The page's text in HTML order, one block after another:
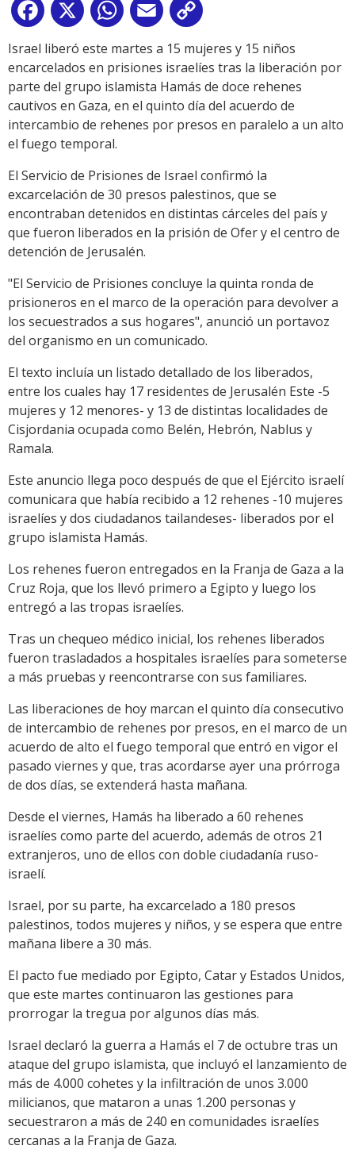
Facebook
X WhatsApp
Email
Link
Israel liberó este martes a 15 mujeres y 15 niños
encarcelados en prisiones israelíes tras la liberación por
parte del grupo islamista Hamás de doce rehenes
cautivos en Gaza, en el quinto día del acuerdo de
intercambio de rehenes por presos en paralelo a un alto
el fuego temporal.
El Servicio de Prisiones de Israel confirmó la
excarcelación de 30 presos palestinos, que se
encontraban detenidos en distintas cárceles del país y
que fueron liberados en la prisión de Ofer y el centro de
detención de Jerusalén.
"El Servicio de Prisiones concluye la quinta ronda de
prisioneros en el marco de la operación para devolver a
los secuestrados a sus hogares", anunció un portavoz
del organismo en un comunicado.
El texto incluía un listado detallado de los liberados,
entre los cuales hay 17 residentes de Jerusalén Este -5
mujeres y 12 menores- y 13 de distintas localidades de
Cisjordania ocupada como Belén, Hebrón, Nablus y
Ramala.
Este anuncio llega poco después de que el Ejército israelí
comunicara que había recibido a 12 rehenes -10 mujeres
israelíes y dos ciudadanos tailandeses- liberados por el
grupo islamista Hamás.
Los rehenes fueron entregados en la Franja de Gaza a la
Cruz Roja, que los llevó primero a Egipto y luego los
entregó a las tropas israelíes.
Tras un chequeo médico inicial, los rehenes liberados
fueron trasladados a hospitales israelíes para someterse
a más pruebas y reencontrarse con sus familiares.
Las liberaciones de hoy marcan el quinto día consecutivo
de intercambio de rehenes por presos, en el marco de un
acuerdo de alto el fuego temporal que entró en vigor el
pasado viernes y que, tras acordarse ayer una prórroga
de dos días, se extenderá hasta mañana.
Desde el viernes, Hamás ha liberado a 60 rehenes
israelíes como parte del acuerdo, además de otros 21
extranjeros, uno de ellos con doble ciudadanía ruso-
israelí.
Israel, por su parte, ha excarcelado a 180 presos
palestinos, todos mujeres y niños, y se espera que entre
mañana libere a 30 más.
El pacto fue mediado por Egipto, Catar y Estados Unidos,
que este martes continuaron las gestiones para
prorrogar la tregua por algunos días más.
Israel declaró la guerra a Hamás el 7 de octubre tras un
ataque del grupo islamista, que incluyó el lanzamiento de
más de 4.000 cohetes y la infiltración de unos 3.000
milicianos, que mataron a unas 1.200 personas y
secuestraron a más de 240 en comunidades israelíes
cercanas a la Franja de Gaza.